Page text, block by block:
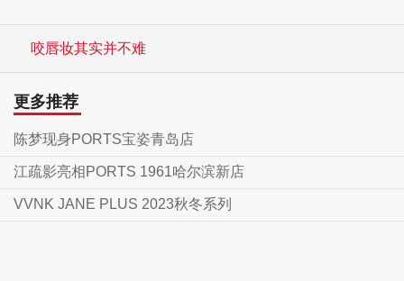
咬唇妆其实并不难
更多推荐
陈梦现身PORTS宝姿青岛店
江疏影亮相PORTS 1961哈尔滨新店
VVNK JANE PLUS 2023秋冬系列